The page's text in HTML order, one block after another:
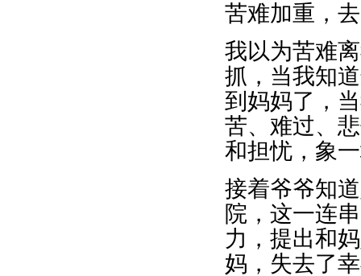
苦难加重，
我以为苦难
抓，当我知
到妈妈了，
苦、难过、
和担忧，象
接着爷爷知
院，这一连
力，提出和
妈，失去了